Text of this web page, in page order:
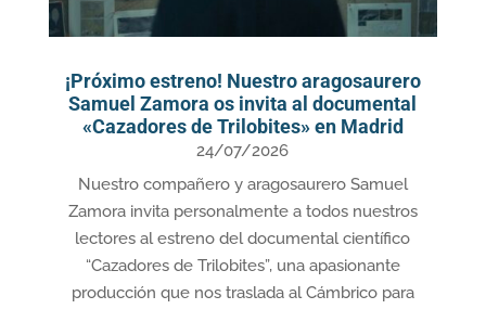
¡Próximo estreno! Nuestro aragosaurero
Samuel Zamora os invita al documental
«Cazadores de Trilobites» en Madrid
24/07/2026
Nuestro compañero y aragosaurero Samuel
Zamora invita personalmente a todos nuestros
lectores al estreno del documental científico
“Cazadores de Trilobites”, una apasionante
producción que nos traslada al Cámbrico para